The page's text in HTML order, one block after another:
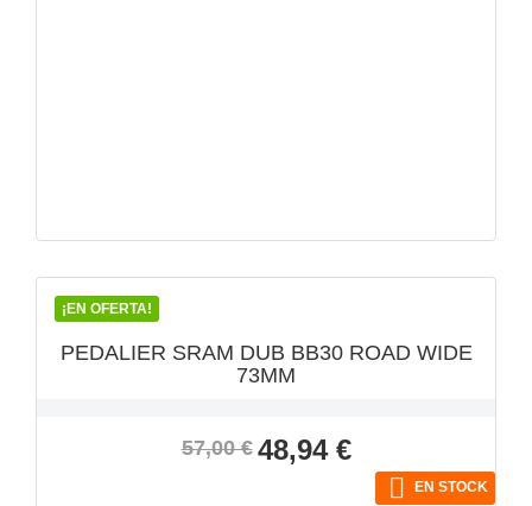
¡EN OFERTA!
VISTA RÁPIDA
PEDALIER SRAM DUB BB30 ROAD WIDE
73MM
Precio
57,00 € Precio
48,94 €
 EN STOCK